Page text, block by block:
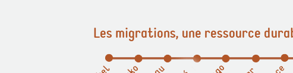
Les migrations, une ressource